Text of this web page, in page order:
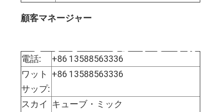
顧客マネージャー
電話:
+86 13588563336
ワット
サップ:
+86 13588563336
スカイ キューブ・ミック